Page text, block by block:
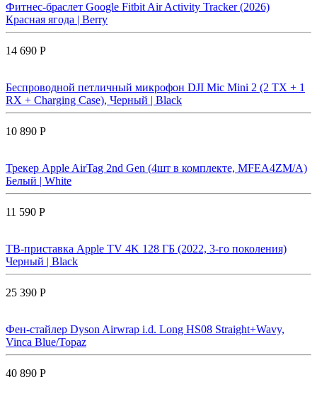
Фитнес-браслет Google Fitbit Air Activity Tracker (2026)
Красная ягода | Berry
14 690 Р
Беспроводной петличный микрофон DJI Mic Mini 2 (2 TX + 1
RX + Charging Case), Черный | Black
10 890 Р
Трекер Apple AirTag 2nd Gen (4шт в комплекте, MFEA4ZM/A)
Белый | White
11 590 Р
ТВ-приставка Apple TV 4K 128 ГБ (2022, 3-го поколения)
Черный | Black
25 390 Р
Фен-стайлер Dyson Airwrap i.d. Long HS08 Straight+Wavy,
Vinca Blue/Topaz
40 890 Р